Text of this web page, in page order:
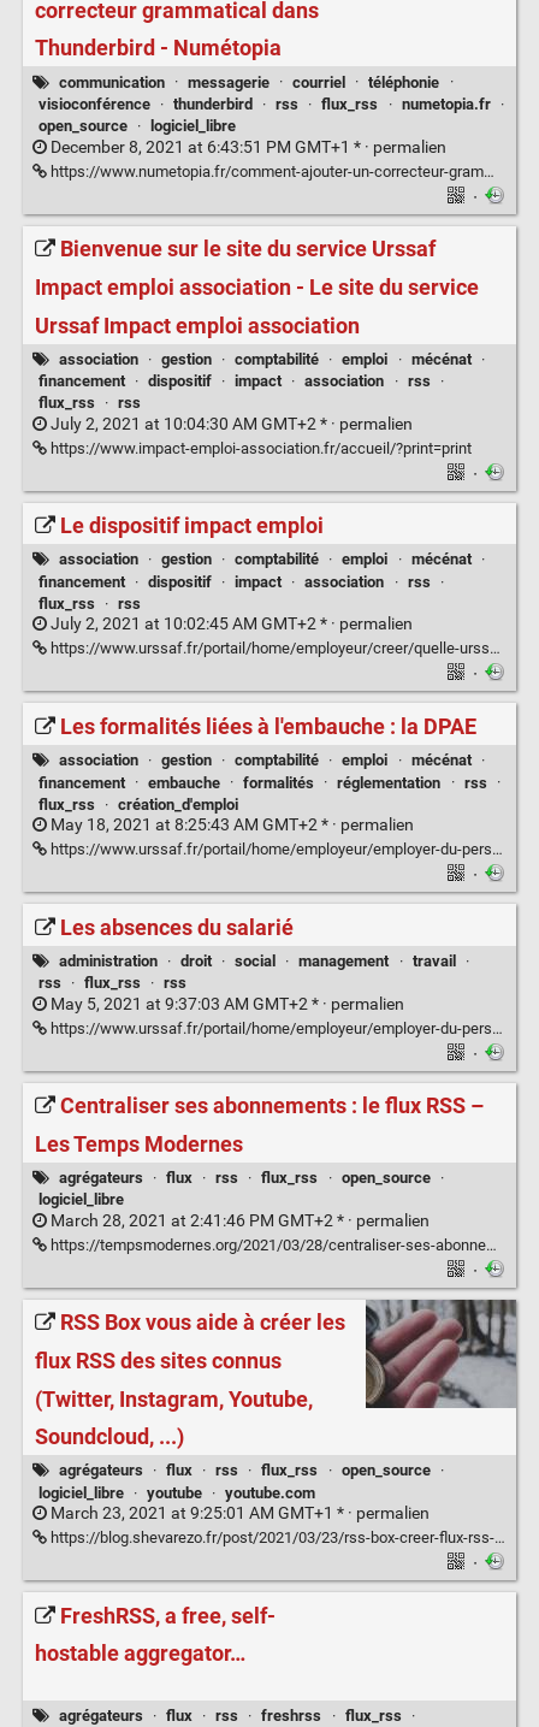
correcteur grammatical dans
Thunderbird - Numétopia
communication · messagerie · courriel · téléphonie
·
visioconférence
· thunderbird · rss · flux_rss · numetopia.fr
·
open_source
· logiciel_libre
December 8, 2021 at 6:43:51 PM GMT+1 * · permalien
https://www.numetopia.fr/comment-ajouter-un-correcteur-grammatical-dans-thunderbird/#utm_source=rss&utm_medium=rss&utm_campaign=comment-ajouter-un-correcteur-grammatical-dans-thunderbird
·
Bienvenue sur le site du service Urssaf
Impact emploi association - Le site du service
Urssaf Impact emploi association
association · gestion · comptabilité · emploi · mécénat
·
financement
· dispositif · impact · association · rss
·
flux_rss
· rss
July 2, 2021 at 10:04:30 AM GMT+2 * · permalien
https://www.impact-emploi-association.fr/accueil/?print=print
·
Le dispositif impact emploi
association · gestion · comptabilité · emploi · mécénat
·
financement
· dispositif · impact · association · rss
·
flux_rss
· rss
July 2, 2021 at 10:02:45 AM GMT+2 * · permalien
https://www.urssaf.fr/portail/home/employeur/creer/quelle-urssaf-pour-votre-entrepr/les-offres-de-simplification/le-dispositif-impact-emploi.html
·
Les formalités liées à l'embauche : la DPAE
association · gestion · comptabilité · emploi · mécénat
·
financement
· embauche · formalités · réglementation · rss
·
flux_rss
· création_d'emploi
May 18, 2021 at 8:25:43 AM GMT+2 * · permalien
https://www.urssaf.fr/portail/home/employeur/employer-du-personnel/les-formalites-liees-a-lembauche.html
·
Les absences du salarié
administration · droit · social · management · travail
·
rss
· flux_rss · rss
May 5, 2021 at 9:37:03 AM GMT+2 * · permalien
https://www.urssaf.fr/portail/home/employeur/employer-du-personnel/les-absences-du-salarie.html
·
Centraliser ses abonnements : le flux RSS –
Les Temps Modernes
agrégateurs · flux · rss · flux_rss · open_source
·
logiciel_libre
March 28, 2021 at 2:41:46 PM GMT+2 * · permalien
https://tempsmodernes.org/2021/03/28/centraliser-ses-abonnements-le-flux-rss/
·
RSS Box vous aide à créer les
flux RSS des sites connus
(Twitter, Instagram, Youtube,
Soundcloud, ...)
agrégateurs · flux · rss · flux_rss · open_source
·
logiciel_libre
· youtube · youtube.com
March 23, 2021 at 9:25:01 AM GMT+1 * · permalien
https://blog.shevarezo.fr/post/2021/03/23/rss-box-creer-flux-rss-sites-connus-twitter-instagram-youtube-soundcloud
·
FreshRSS, a free, self-
hostable aggregator…
agrégateurs · flux · rss · freshrss · flux_rss
·